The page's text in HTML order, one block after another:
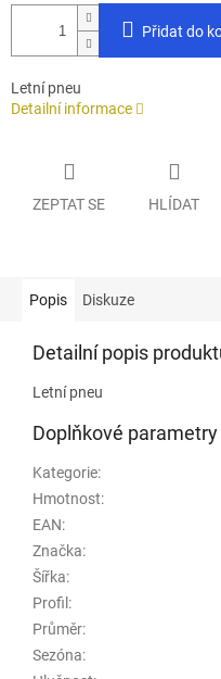
Přidat do
Letní pneu
Detailní informace
ZEPTAT SE HLÍDAT
Popis Diskuze
Detailní popis
Letní pneu
Doplňkové parametry
Kategorie:
Hmotnost:
EAN:
Značka:
Šířka:
Profil :
Průměr:
Sezóna: